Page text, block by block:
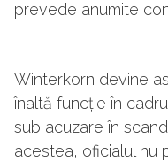
prevede anumite
Winterkorn devine
înaltă funcție în
sub acuzare în
acestea, oficialul nu